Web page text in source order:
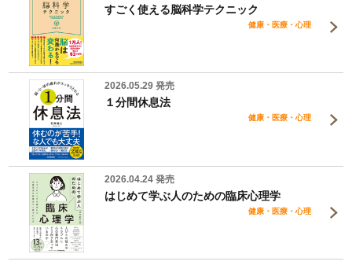
すごく使える脳科学テクニック
健康・医療・心理
2026.05.29 発売
１分間休息法
健康・医療・心理
2026.04.24 発売
はじめて学ぶ人のための臨床心理学
健康・医療・心理